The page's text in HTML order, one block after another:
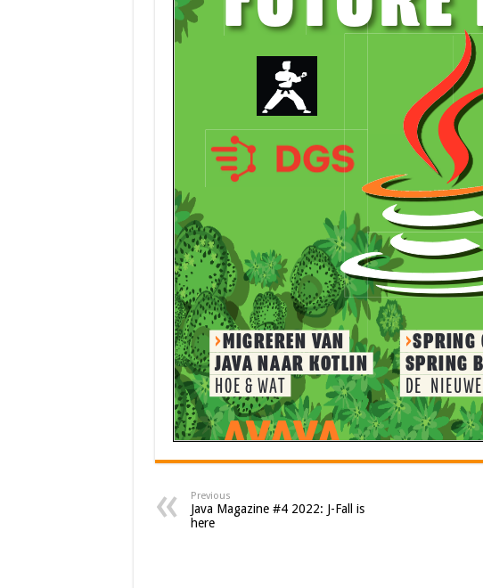
Previous
Java Magazine #4 2022: J-Fall is
here